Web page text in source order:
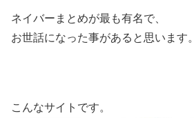
ネイバーまとめが最も有名で、
お世話になった事があると思います。
こんなサイトです。